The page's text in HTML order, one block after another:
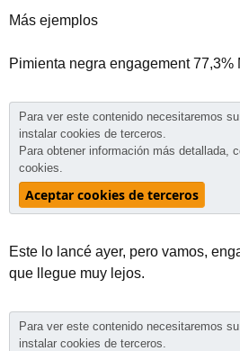
Más ejemplos
Pimienta negra engagement 77,3%
Para ver este contenido necesitaremos
instalar cookies de terceros.
Para obtener información más detallada,
cookies.
Aceptar cookies de terceros
Este lo lancé ayer, pero vamos,
que llegue muy lejos.
Para ver este contenido necesitaremos
instalar cookies de terceros.